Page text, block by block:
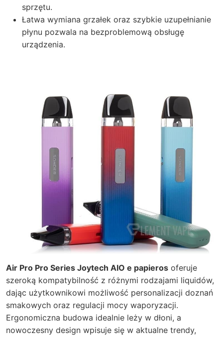
sprzętu.
Łatwa wymiana grzałek oraz szybkie uzupełnianie
płynu pozwala na bezproblemową obsługę
urządzenia.
Air Pro Pro Series Joytech AIO e papieros oferuje
szeroką kompatybilność z różnymi rodzajami liquidów,
dając użytkownikowi możliwość personalizacji doznań
smakowych oraz regulacji mocy waporyzacji.
Ergonomiczna budowa idealnie leży w dłoni, a
nowoczesny design wpisuje się w aktualne trendy,